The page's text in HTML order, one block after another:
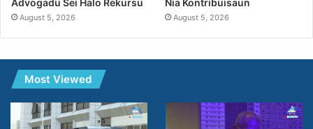
Advogadu Sei Halo Rekursu
August 5, 2026
Nia Kontribuisaun
August 5, 2026
Most Viewed